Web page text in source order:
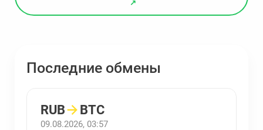
Последние обмены
RUB→BTC
09.08.2026, 03:57